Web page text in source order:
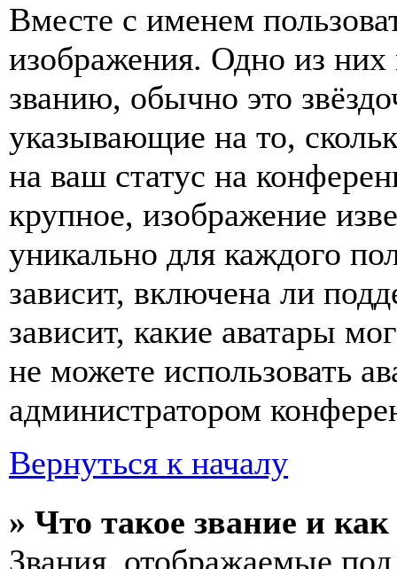
Вместе с именем
изображения. Одно из
званию, обычно это
указывающие на то,
на ваш статус на
крупное, изображение
уникально для каждого
зависит, включена ли
зависит, какие аватары
не можете использовать
администратором
Вернуться к началу
» Что такое звание и
Звания, отображаемые